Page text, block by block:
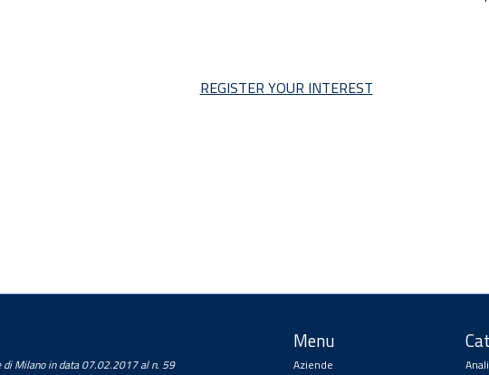
REGISTER YOUR INTEREST
di Milano in data 07.02.2017 al n. 59
Menu
Aziende